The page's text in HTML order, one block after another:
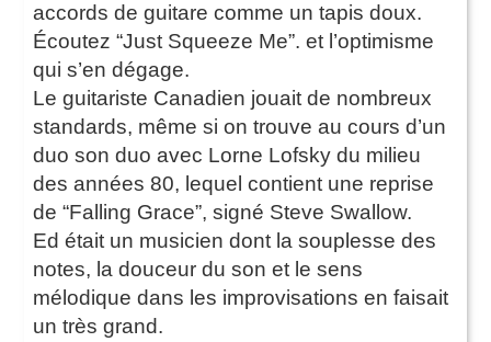
accords de guitare comme un tapis doux.
Écoutez “Just Squeeze Me”. et l’optimisme
qui s’en dégage.
Le guitariste Canadien jouait de nombreux
standards, même si on trouve au cours d’un
duo son duo avec Lorne Lofsky du milieu
des années 80, lequel contient une reprise
de “Falling Grace”, signé Steve Swallow.
Ed était un musicien dont la souplesse des
notes, la douceur du son et le sens
mélodique dans les improvisations en faisait
un très grand.